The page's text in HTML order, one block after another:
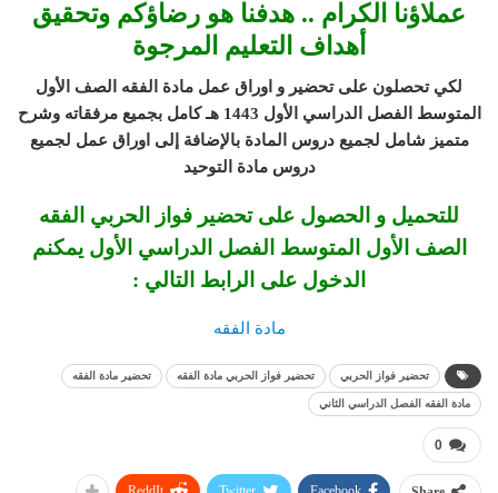
عملاؤنا الكرام .. هدفنا هو رضاؤكم وتحقيق
أهداف التعليم المرجوة
لكي تحصلون على تحضير و اوراق عمل مادة الفقه الصف الأول
المتوسط الفصل الدراسي الأول 1443 هـ
كامل بجميع مرفقاته وشرح
متميز شامل لجميع دروس المادة بالإضافة إلى اوراق عمل لجميع
دروس مادة التوحيد
للتحميل و الحصول على تحضير فواز الحربي الفقه
الصف الأول المتوسط الفصل الدراسي الأول يمكنم
الدخول على الرابط التالي :
مادة الفقه
تحضير فواز الحربي تحضير فواز الحربي مادة الفقه تحضير مادة الفقه
مادة الفقه الفصل الدراسي الثاني
0